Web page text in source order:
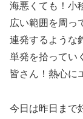
海悪くても！小
広い範囲を周っ
連発するような
単発を拾ってい
皆さん！熱心に
今日は昨日まで